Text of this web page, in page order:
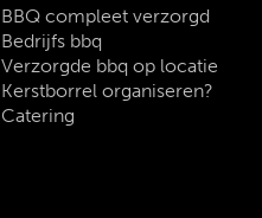
BBQ compleet verzorgd
Bedrijfs bbq
Verzorgde bbq op locatie
Kerstborrel organiseren?
Catering